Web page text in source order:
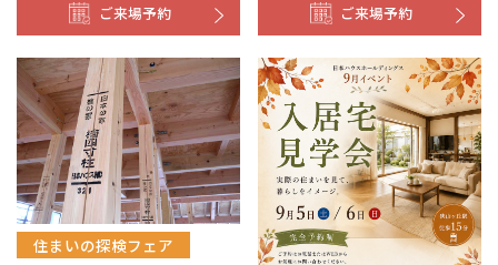
ご来場予約 ご来場予約
住まいの探検フェア